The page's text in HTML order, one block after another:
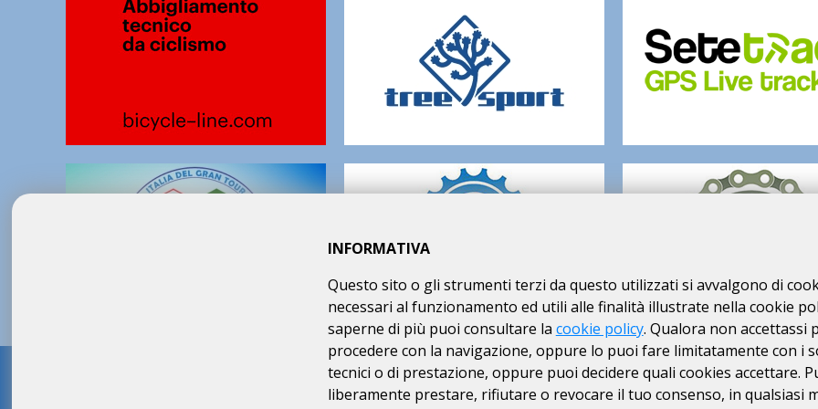
Sede legale e amministrativa:
INFORMATIVA
Questo sito o gli strumenti terzi da questo utilizzati si avvalgono di
necessari al funzionamento ed utili alle finalità illustrate nella cookie
saperne di più puoi consultare la cookie policy. Qualora non accettassi
procedere con la navigazione, oppure lo puoi fare limitatamente con i
tecnici o di prestazione, oppure puoi decidere quali cookies accettare.
liberamente prestare, rifiutare o revocare il tuo consenso, in qualsiasi